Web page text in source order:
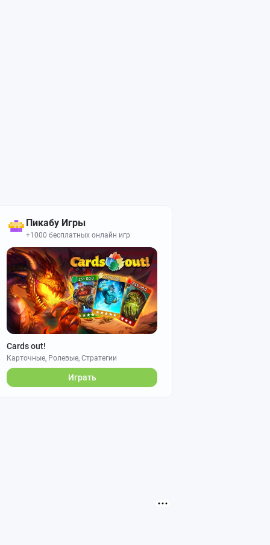
Пикабу Игры
+1000 бесплатных онлайн игр
Cards out!
Карточные, Ролевые, Стратегии
Играть